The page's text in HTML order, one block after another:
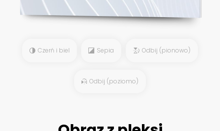
Czerń i biel Sepia Odbij (pionowo)
Odbij (poziomo)